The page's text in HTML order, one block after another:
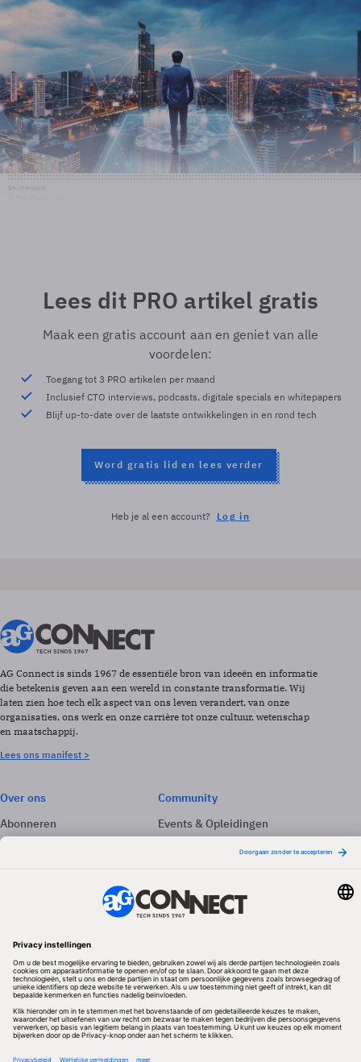
Lees dit PRO artikel gratis
Maak een gratis account aan en geniet van alle
voordelen:
Toegang tot 3 PRO artikelen per maand
Inclusief CTO interviews, podcasts, digitale specials en whitepapers
Blijf up-to-date over de laatste ontwikkelingen in en rond tech
Word gratis lid en lees verder
Heb je al een account? Log in
AG Connect is sinds 1967 de essentiële bron van ideeën en informatie
die betekenis geven aan een wereld in constante transformatie. Wij
laten zien hoe tech elk aspect van ons leven verandert, van onze
organisaties, ons werk en onze carrière tot onze cultuur, wetenschap
en maatschappij.
Lees ons manifest >
Over ons
Abonneren
Adverteren
Community
Events & Opleidingen
Nieuwsbrieven
Volg ons
Redactionele partner